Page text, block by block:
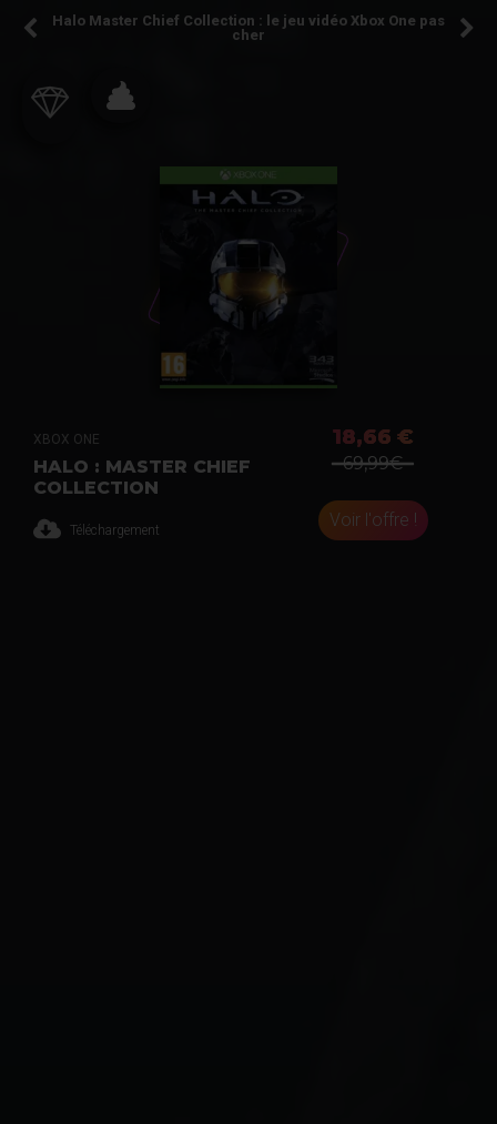
Halo Master Chief Collection : le jeu vidéo Xbox One pas
cher
XBOX ONE
HALO : MASTER CHIEF
COLLECTION
Téléchargement
18,66 €
69,99€
Voir l'offre !